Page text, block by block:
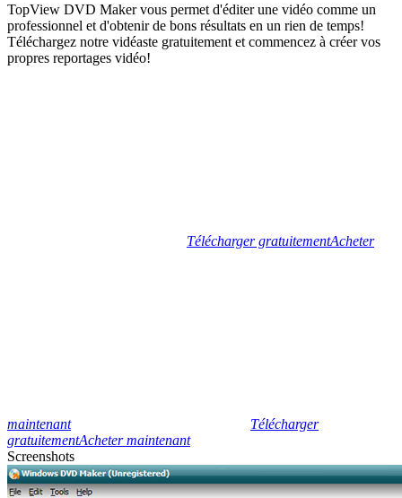
TopView DVD Maker vous permet d'éditer une vidéo comme un
professionnel et d'obtenir de bons résultats en un rien de temps!
Téléchargez notre vidéaste gratuitement et commencez à créer vos
propres reportages vidéo!
Télécharger gratuitementAcheter
maintenant
Télécharger
gratuitementAcheter maintenant
Screenshots